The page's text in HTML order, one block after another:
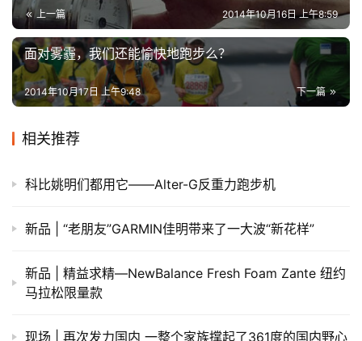
上一篇 2014年10月16日 上午8:59
​面对雾霾，我们还能愉快地跑步么？
下一篇
2014年10月17日 上午9:48
相关推荐
科比姚明们都用它——Alter-G反重力跑步机
新品 | “老朋友”GARMIN佳明带来了一大波“新花样”
新品 | 精益求精—NewBalance Fresh Foam Zante 纽约
马拉松限量款
现场 | 再次发力国内 一整个家族撑起了361度的国内野心